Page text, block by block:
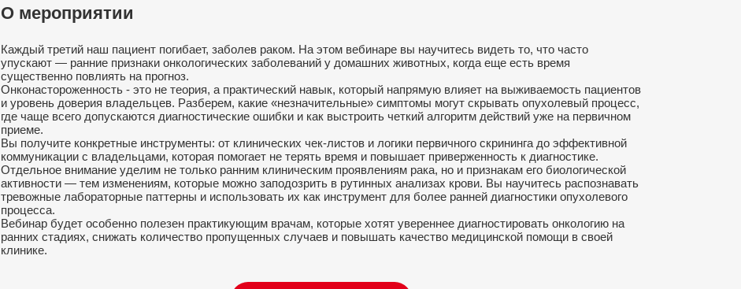
О мероприятии
Каждый третий наш пациент погибает, заболев раком. На этом вебинаре вы научитесь видеть то, что часто
упускают — ранние признаки онкологических заболеваний у домашних животных, когда еще есть время
существенно повлиять на прогноз.
Онконастороженность - это не теория, а практический навык, который напрямую влияет на выживаемость пациентов
и уровень доверия владельцев. Разберем, какие «незначительные» симптомы могут скрывать опухолевый процесс,
где чаще всего допускаются диагностические ошибки и как выстроить четкий алгоритм действий уже на первичном
приеме.
Вы получите конкретные инструменты: от клинических чек-листов и логики первичного скрининга до эффективной
коммуникации с владельцами, которая помогает не терять время и повышает приверженность к диагностике.
Отдельное внимание уделим не только ранним клиническим проявлениям рака, но и признакам его биологической
активности — тем изменениям, которые можно заподозрить в рутинных анализах крови. Вы научитесь распознавать
тревожные лабораторные паттерны и использовать их как инструмент для более ранней диагностики опухолевого
процесса.
Вебинар будет особенно полезен практикующим врачам, которые хотят увереннее диагностировать онкологию на
ранних стадиях, снижать количество пропущенных случаев и повышать качество медицинской помощи в своей
клинике.